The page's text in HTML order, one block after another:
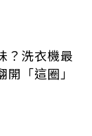
？洗衣機最
「這圈」